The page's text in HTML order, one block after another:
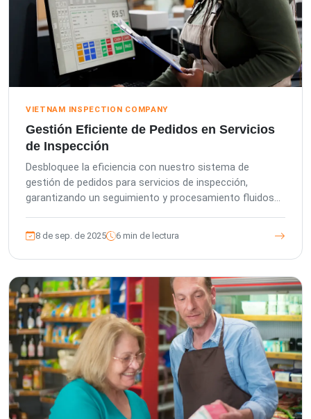
VIETNAM INSPECTION COMPANY
Gestión Eficiente de Pedidos en Servicios
de Inspección
Desbloquee la eficiencia con nuestro sistema de
gestión de pedidos para servicios de inspección,
garantizando un seguimiento y procesamiento fluidos
8 de sep. de 2025 6 min de lectura